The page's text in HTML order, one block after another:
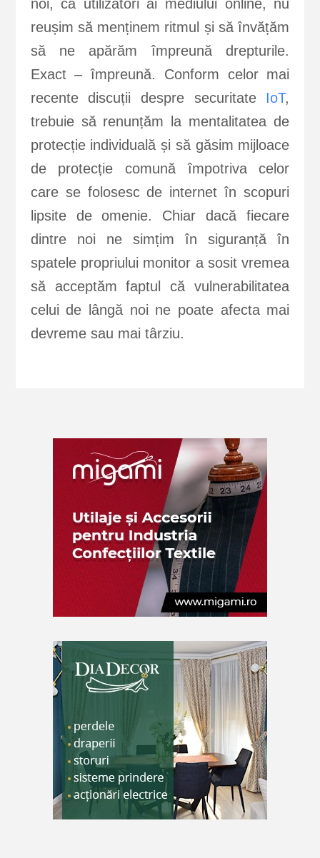
noi, ca utilizatori ai mediului online, nu
reușim să menținem ritmul și să învățăm
să ne apărăm împreună drepturile.
Exact – împreună. Conform celor mai
recente discuții despre securitate IoT,
trebuie să renunțăm la mentalitatea de
protecție individuală și să găsim mijloace
de protecție comună împotriva celor
care se folosesc de internet în scopuri
lipsite de omenie. Chiar dacă fiecare
dintre noi ne simțim în siguranță în
spatele propriului monitor a sosit vremea
să acceptăm faptul că vulnerabilitatea
celui de lângă noi ne poate afecta mai
devreme sau mai târziu.